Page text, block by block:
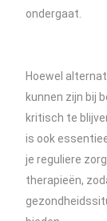
ondergaat.
Hoewel
kunnen zijn bij
kritisch te
is ook
je reguliere
therapieën,